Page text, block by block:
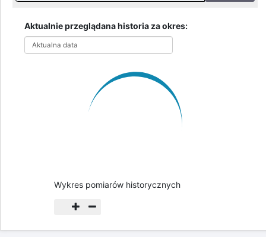
Godziny: 1-168, Dni: 1-30, Miesiące: 1 - 2
Aktualnie przeglądana historia za okres:
Aktualna data
Wykres pomiarów historycznych